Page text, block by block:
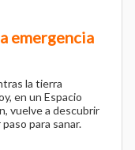
emergencia
la tierra
en un Espacio
vuelve a descubrir
para sanar.